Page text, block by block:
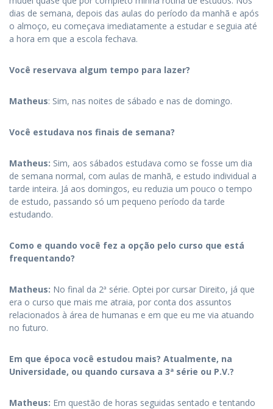
dias de semana, depois das aulas do período da manhã e após
o almoço, eu começava imediatamente a estudar e seguia até
a hora em que a escola fechava.
Você reservava algum tempo para lazer?
Matheus: Sim, nas noites de sábado e nas de domingo.
Você estudava nos finais de semana?
Matheus: Sim, aos sábados estudava como se fosse um dia
de semana normal, com aulas de manhã, e estudo individual a
tarde inteira. Já aos domingos, eu reduzia um pouco o tempo
de estudo, passando só um pequeno período da tarde
estudando.
Como e quando você fez a opção pelo curso que está
frequentando?
Matheus: No final da 2ª série. Optei por cursar Direito, já que
era o curso que mais me atraia, por conta dos assuntos
relacionados à área de humanas e em que eu me via atuando
no futuro.
Em que época você estudou mais? Atualmente, na
Universidade, ou quando cursava a 3ª série ou P.V.?
Matheus: Em questão de horas seguidas sentado e tentando